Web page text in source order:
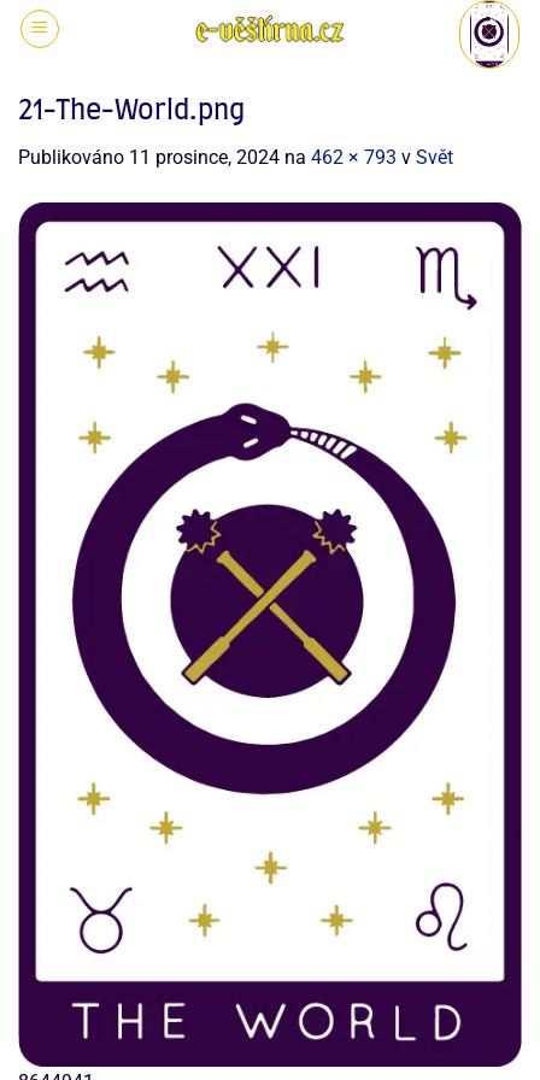
21-The-World.png
Publikováno 11 prosince, 2024 na 462 × 793 v Svět